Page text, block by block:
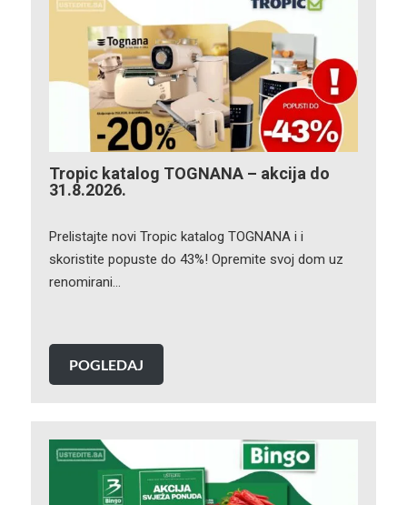
Tropic katalog TOGNANA – akcija do
31.8.2026.
Prelistajte novi Tropic katalog TOGNANA i i
skoristite popuste do 43%! Opremite svoj dom uz
renomirani…
POGLEDAJ